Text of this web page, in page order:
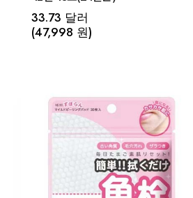
33.73 달러
(47,998 원)